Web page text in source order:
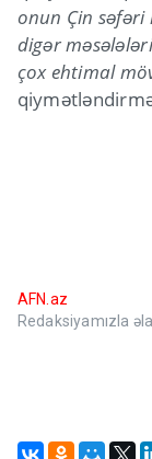
onun Çin səfəri
digər
çox ehtimal
AFN.az
Redaksiyamızla